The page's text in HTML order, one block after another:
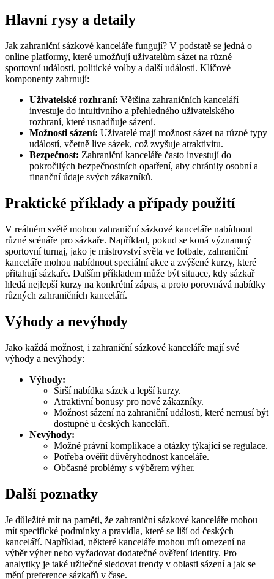
Hlavní rysy a detaily
Jak zahraniční sázkové kanceláře fungují? V podstatě se jedná o
online platformy, které umožňují uživatelům sázet na různé
sportovní události, politické volby a další události. Klíčové
komponenty zahrnují:
Uživatelské rozhraní: Většina zahraničních kanceláří
investuje do intuitivního a přehledného uživatelského
rozhraní, které usnadňuje sázení.
Možnosti sázení: Uživatelé mají možnost sázet na různé typy
událostí, včetně live sázek, což zvyšuje atraktivitu.
Bezpečnost: Zahraniční kanceláře často investují do
pokročilých bezpečnostních opatření, aby chránily osobní a
finanční údaje svých zákazníků.
Praktické příklady a případy použití
V reálném světě mohou zahraniční sázkové kanceláře nabídnout
různé scénáře pro sázkaře. Například, pokud se koná významný
sportovní turnaj, jako je mistrovství světa ve fotbale, zahraniční
kanceláře mohou nabídnout speciální akce a zvýšené kurzy, které
přitahují sázkaře. Dalším příkladem může být situace, kdy sázkař
hledá nejlepší kurzy na konkrétní zápas, a proto porovnává nabídky
různých zahraničních kanceláří.
Výhody a nevýhody
Jako každá možnost, i zahraniční sázkové kanceláře mají své
výhody a nevýhody:
Výhody:
Širší nabídka sázek a lepší kurzy.
Atraktivní bonusy pro nové zákazníky.
Možnost sázení na zahraniční události, které nemusí být
dostupné u českých kanceláří.
Nevýhody:
Možné právní komplikace a otázky týkající se regulace.
Potřeba ověřit důvěryhodnost kanceláře.
Občasné problémy s výběrem výher.
Další poznatky
Je důležité mít na paměti, že zahraniční sázkové kanceláře mohou
mít specifické podmínky a pravidla, které se liší od českých
kanceláří. Například, některé kanceláře mohou mít omezení na
výběr výher nebo vyžadovat dodatečné ověření identity. Pro
analytiky je také užitečné sledovat trendy v oblasti sázení a jak se
mění preference sázkařů v čase.